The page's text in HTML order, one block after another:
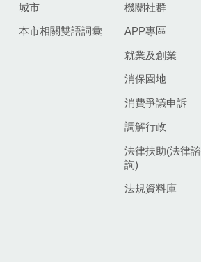
城市
本市相關雙語詞彙
機關社群
APP專區
就業及創業
消保園地
消費爭議申訴
調解行政
法律扶助(法律諮
詢)
法規資料庫